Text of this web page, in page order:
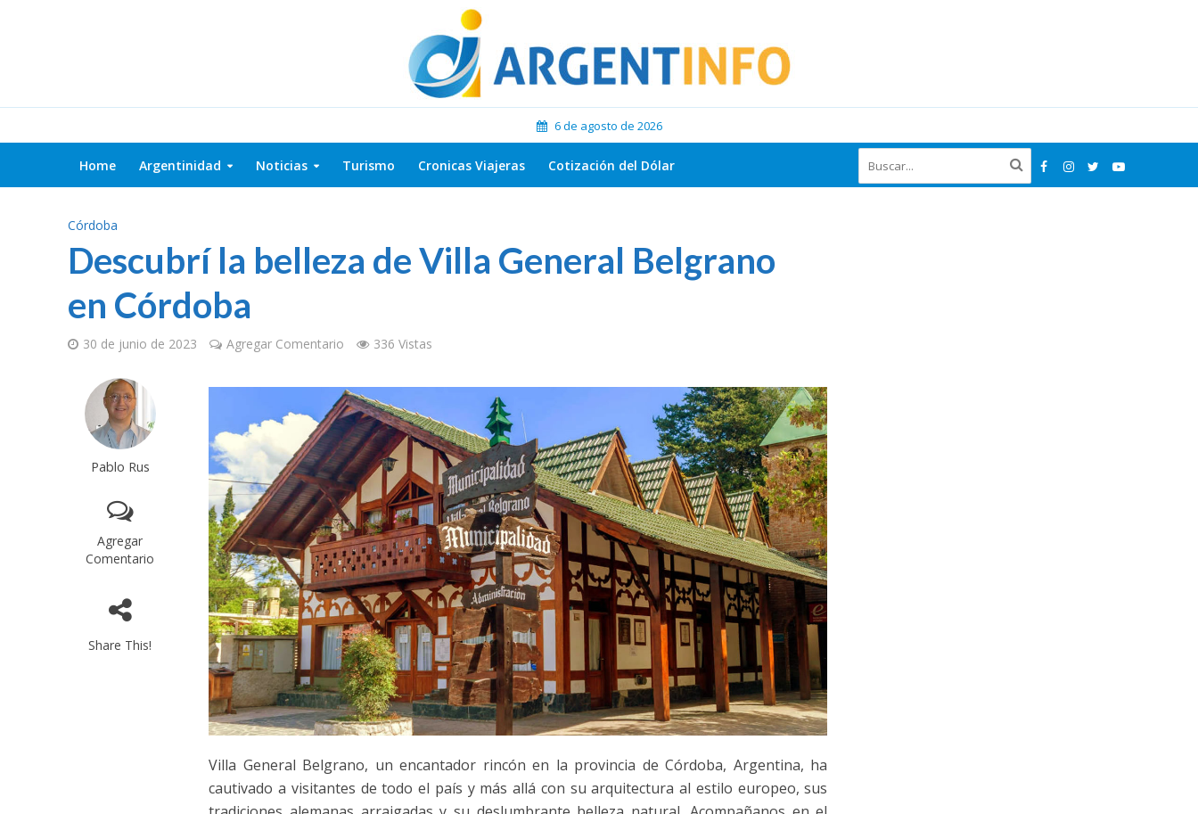
6 de agosto de 2026
Home Argentinidad Noticias Turismo Cronicas Viajeras Cotización del Dólar
Córdoba
Descubrí la belleza de Villa General Belgrano
en Córdoba
30 de junio de 2023 Agregar Comentario 336 Vistas
Pablo Rus
Agregar
Comentario
Share This!
Villa General Belgrano, un encantador rincón en la provincia de Córdoba, Argentina, ha
cautivado a visitantes de todo el país y más allá con su arquitectura al estilo europeo, sus